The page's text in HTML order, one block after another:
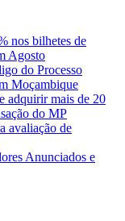
nos bilhetes de
Agosto
do Processo
Moçambique
adquirir mais de 20
do MP
avaliação de
Anunciados e